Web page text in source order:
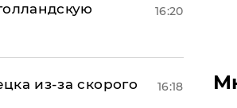
16:20
из-за скорого
16:18